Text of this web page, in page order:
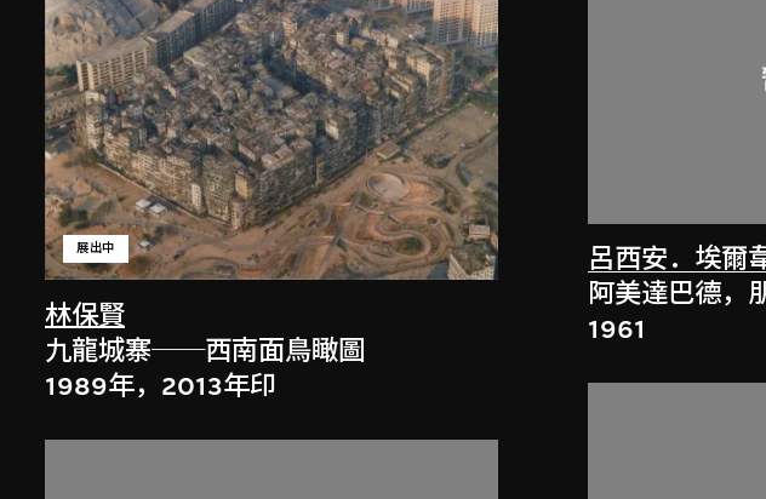
林保賢
展出中
九龍城寨──西南面鳥瞰圖
1989年，2013年印
呂西安．埃爾
阿美達巴德，
1961